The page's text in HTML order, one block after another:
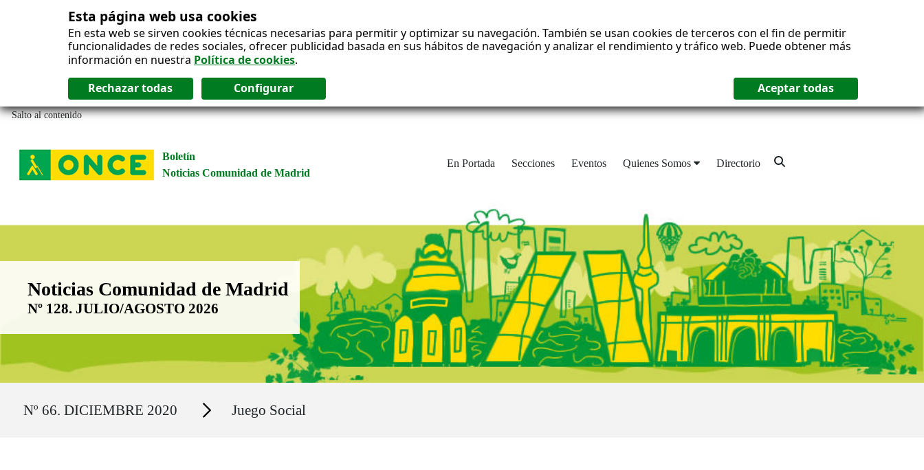
Esta página web usa cookies
En esta web se sirven cookies técnicas necesarias para permitir y optimizar su navegación. También se usan cookies de terceros con el fin de permitir
funcionalidades de redes sociales, ofrecer publicidad basada en sus hábitos de navegación y analizar el rendimiento y tráfico web. Puede obtener más
información en nuestra Política de cookies.
Salto al contenido
Boletín
Noticias Comunidad de Madrid
En Portada Secciones Eventos Quienes Somos Directorio
Boletín Noticias Comunidad de Madrid
Noticias Comunidad de Madrid
Nº 128. JULIO/AGOSTO 2026
Nº 66. DICIEMBRE 2020 Secciones Juego Social